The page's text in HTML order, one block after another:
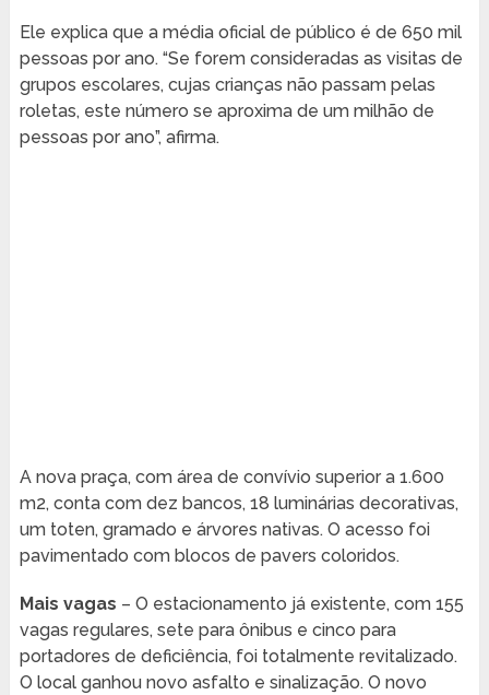
Ele explica que a média oficial de público é de 650 mil
pessoas por ano. “Se forem consideradas as visitas de
grupos escolares, cujas crianças não passam pelas
roletas, este número se aproxima de um milhão de
pessoas por ano”, afirma.
A nova praça, com área de convívio superior a 1.600
m2, conta com dez bancos, 18 luminárias decorativas,
um toten, gramado e árvores nativas. O acesso foi
pavimentado com blocos de pavers coloridos.
Mais vagas – O estacionamento já existente, com 155
vagas regulares, sete para ônibus e cinco para
portadores de deficiência, foi totalmente revitalizado.
O local ganhou novo asfalto e sinalização. O novo